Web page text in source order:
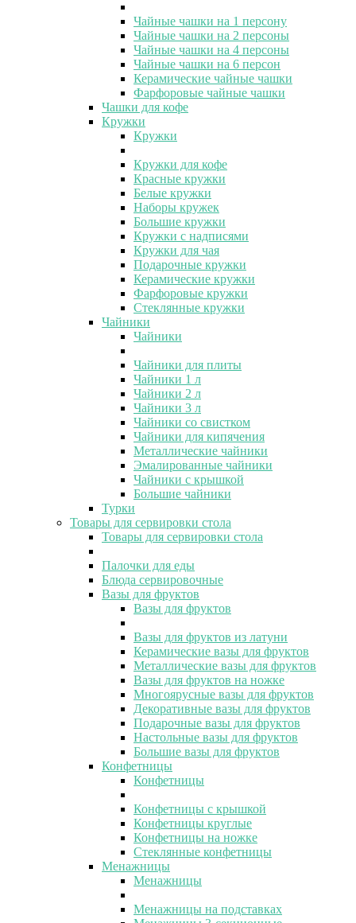
Чайные чашки на 1 персону
Чайные чашки на 2 персоны
Чайные чашки на 4 персоны
Чайные чашки на 6 персон
Керамические чайные чашки
Фарфоровые чайные чашки
Чашки для кофе
Кружки
Кружки
Кружки для кофе
Красные кружки
Белые кружки
Наборы кружек
Большие кружки
Кружки с надписями
Кружки для чая
Подарочные кружки
Керамические кружки
Фарфоровые кружки
Стеклянные кружки
Чайники
Чайники
Чайники для плиты
Чайники 1 л
Чайники 2 л
Чайники 3 л
Чайники со свистком
Чайники для кипячения
Металлические чайники
Эмалированные чайники
Чайники с крышкой
Большие чайники
Турки
Товары для сервировки стола
Товары для сервировки стола
Палочки для еды
Блюда сервировочные
Вазы для фруктов
Вазы для фруктов
Вазы для фруктов из латуни
Керамические вазы для фруктов
Металлические вазы для фруктов
Вазы для фруктов на ножке
Многоярусные вазы для фруктов
Декоративные вазы для фруктов
Подарочные вазы для фруктов
Настольные вазы для фруктов
Большие вазы для фруктов
Конфетницы
Конфетницы
Конфетницы с крышкой
Конфетницы круглые
Конфетницы на ножке
Стеклянные конфетницы
Менажницы
Менажницы
Менажницы на подставках